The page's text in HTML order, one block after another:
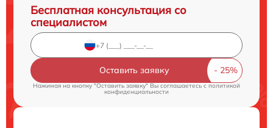
Бесплатная консультация со
специалистом
Оставить заявку
Нажимая на кнопку "Оставить заявку" Вы соглашаетесь cполитикой
конфиденциальности